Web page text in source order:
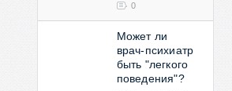
0
Может ли
врач-психиатр
быть "легкого
поведения"?